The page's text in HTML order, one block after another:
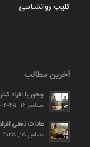
کلیپ روانشناسی
آخرین مطالب
چطور با افراد
دسامبر 16, 2025 - 12:00 ب.ظ
عادات ذهنی
دسامبر 15, 2025 - 10:58 ب.ظ